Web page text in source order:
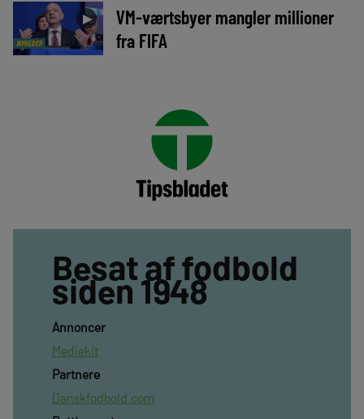
NYHEDER
►
VM-værtsbyer mangler millioner
fra FIFA
Besat af fodbold
siden 1948
Annoncer
Mediekit
Partnere
Danskfodbold.com